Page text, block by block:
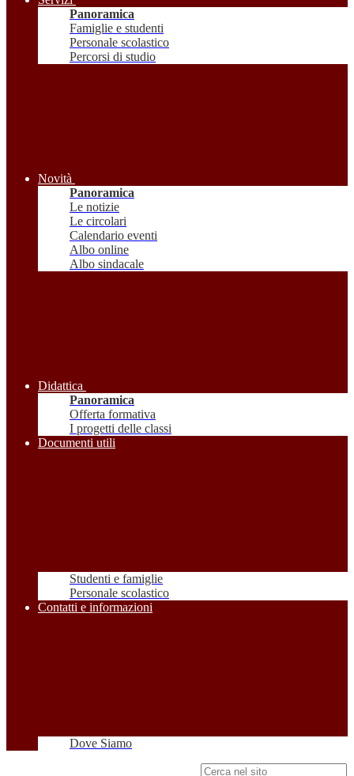
Panoramica
Famiglie e studenti
Personale scolastico
Percorsi di studio
Novità
Panoramica
Le notizie
Le circolari
Calendario eventi
Albo online
Albo sindacale
Didattica
Panoramica
Offerta formativa
I progetti delle classi
Documenti utili
Studenti e famiglie
Personale scolastico
Contatti e informazioni
Dove Siamo